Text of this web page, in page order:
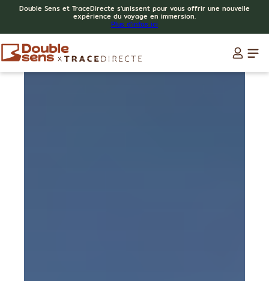
Double Sens et TraceDirecte s'unissent pour vous offrir une nouvelle
expérience du voyage en immersion.
Plus d'infos ici